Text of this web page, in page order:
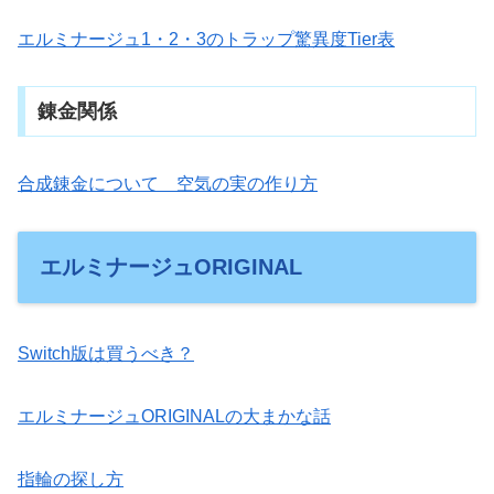
エルミナージュ1・2・3のトラップ驚異度Tier表
錬金関係
合成錬金について 空気の実の作り方
エルミナージュORIGINAL
Switch版は買うべき？
エルミナージュORIGINALの大まかな話
指輪の探し方